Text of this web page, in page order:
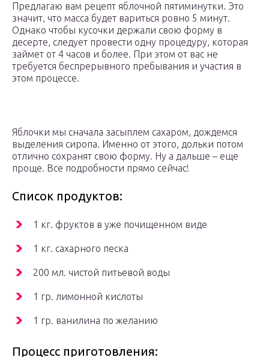
Предлагаю вам рецепт яблочной пятиминутки. Это
значит, что масса будет вариться ровно 5 минут.
Однако чтобы кусочки держали свою форму в
десерте, следует провести одну процедуру, которая
займет от 4 часов и более. При этом от вас не
требуется беспрерывного пребывания и участия в
этом процессе.
Яблочки мы сначала засыплем сахаром, дождемся
выделения сиропа. Именно от этого, дольки потом
отлично сохранят свою форму. Ну а дальше – еще
проще. Все подробности прямо сейчас!
Список продуктов:
1 кг. фруктов в уже почищенном виде
1 кг. сахарного песка
200 мл. чистой питьевой воды
1 гр. лимонной кислоты
1 гр. ванилина по желанию
Процесс приготовления: